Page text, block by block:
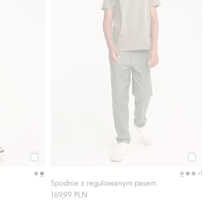
+1
Spodnie z regulowanym pasem
169,99 PLN